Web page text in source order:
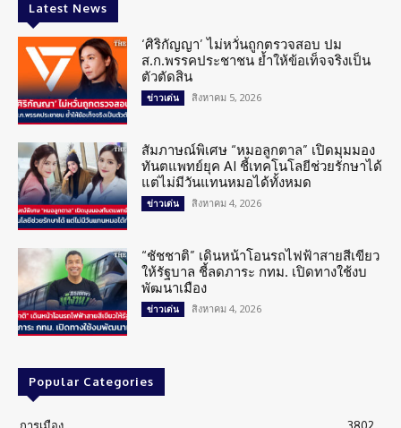
Latest News
‘ศิริกัญญา’ ไม่หวั่นถูกตรวจสอบ ปม
ส.ก.พรรคประชาชน ย้ำให้ข้อเท็จจริงเป็น
ตัวตัดสิน
ข่าวเด่น สิงหาคม 5, 2026
สัมภาษณ์พิเศษ “หมอลูกตาล” เปิดมุมมอง
ทันตแพทย์ยุค AI ชี้เทคโนโลยีช่วยรักษาได้
แต่ไม่มีวันแทนหมอได้ทั้งหมด
ข่าวเด่น สิงหาคม 4, 2026
“ชัชชาติ” เดินหน้าโอนรถไฟฟ้าสายสีเขียว
ให้รัฐบาล ชี้ลดภาระ กทม. เปิดทางใช้งบ
พัฒนาเมือง
ข่าวเด่น สิงหาคม 4, 2026
Popular Categories